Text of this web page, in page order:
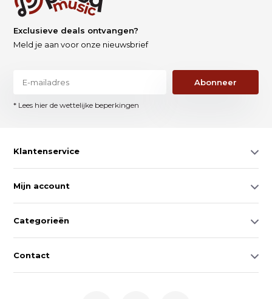
Exclusieve deals ontvangen?
Meld je aan voor onze nieuwsbrief
Abonneer
* Lees hier de wettelijke beperkingen
Klantenservice
Mijn account
Categorieën
Contact